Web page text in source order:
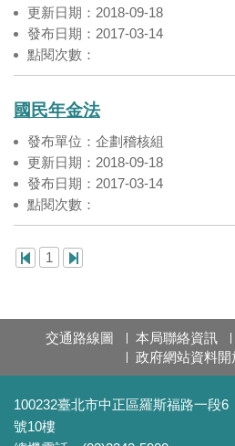
更新日期：2018-09-18
發布日期：2017-03-14
點閱次數：
國民年金法
發布單位：企劃稽核組
更新日期：2018-09-18
發布日期：2017-03-14
點閱次數：
1
交通路線圖 本局聯絡資訊
政府網站資料開
100232臺北市中正區羅斯福路一段6
號10樓